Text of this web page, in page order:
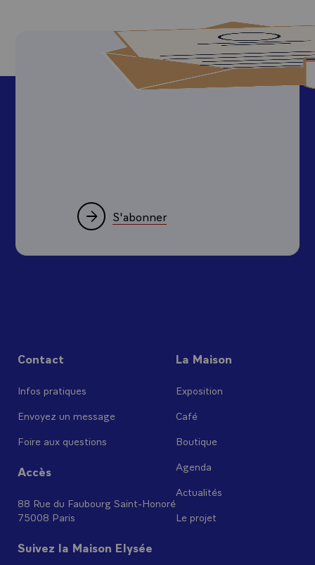
S'abonner
Contact
Infos pratiques
Envoyez un message
Foire aux questions
Accès
88 Rue du Faubourg Saint-Honoré
75008 Paris
La Maison
Exposition
Café
Boutique
Agenda
Actualités
Le projet
Suivez la Maison Elysée